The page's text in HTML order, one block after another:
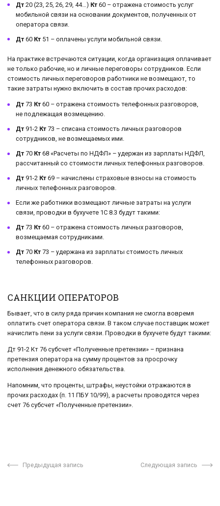
Дт 20 (23, 25, 26, 29, 44…) Кт 60 – отражена стоимость услуг
мобильной связи на основании документов, полученных от
оператора связи.
Дт 60 Кт 51 – оплачены услуги мобильной связи.
На практике встречаются ситуации, когда организация оплачивает
не только рабочие, но и личные переговоры сотрудников. Если
стоимость личных переговоров работники не возмещают, то
такие затраты нужно включить в состав прочих расходов:
Дт 73 Кт 60 – отражена стоимость телефонных разговоров,
не подлежащая возмещению.
Дт 91-2 Кт 73 – списана стоимость личных разговоров
сотрудников, не возмещаемых ими.
Дт 70 Кт 68 «Расчеты по НДФЛ» – удержан из зарплаты НДФЛ,
рассчитанный со стоимости личных телефонных разговоров.
Дт 91-2 Кт 69 – начислены страховые взносы на стоимость
личных телефонных разговоров.
Если же работники возмещают личные затраты на услуги
связи, проводки в бухучете 1С 8.3 будут такими:
Дт 73 Кт 60 – отражена стоимость личных разговоров,
возмещаемая сотрудниками.
Дт 70 Кт 73 – удержана из зарплаты стоимость личных
телефонных разговоров.
САНКЦИИ ОПЕРАТОРОВ
Бывает, что в силу ряда причин компания не смогла вовремя
оплатить счет оператора связи. В таком случае поставщик может
начислить пени за услуги связи. Проводки в бухучете будут такими:
Дт 91-2 Кт 76 субсчет «Полученные претензии» – признана
претензия оператора на сумму процентов за просрочку
исполнения денежного обязательства.
Напомним, что проценты, штрафы, неустойки отражаются в
прочих расходах (п. 11 ПБУ 10/99), а расчеты проводятся через
счет 76 субсчет «Полученные претензии».
Предыдущая запись Следующая запись